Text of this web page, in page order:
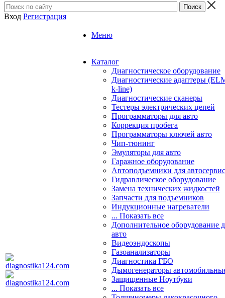
Вход Регистрация
Меню
Каталог
Диагностическое оборудование
Диагностические адаптеры
k-line)
Диагностические сканеры
Тестеры электрических цепей
Программаторы для авто
Коррекция пробега
Программаторы ключей авто
Чип-тюнинг
Эмуляторы для авто
Гаражное оборудование
Автоподъемники для
Гидравлическое оборудование
Замена технических жидкостей
Запчасти для подъемников
Индукционные нагреватели
... Показать все
Дополнительное оборудование
авто
Видеоэндоскопы
Газоанализаторы
Диагностика ГБО
Дымогенераторы
Защищенные Ноутбуки
... Показать все